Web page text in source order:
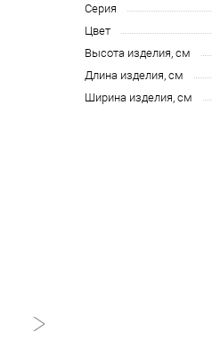
Серия
Цвет
Высота изделия, см
Длина изделия, см
Ширина изделия, см